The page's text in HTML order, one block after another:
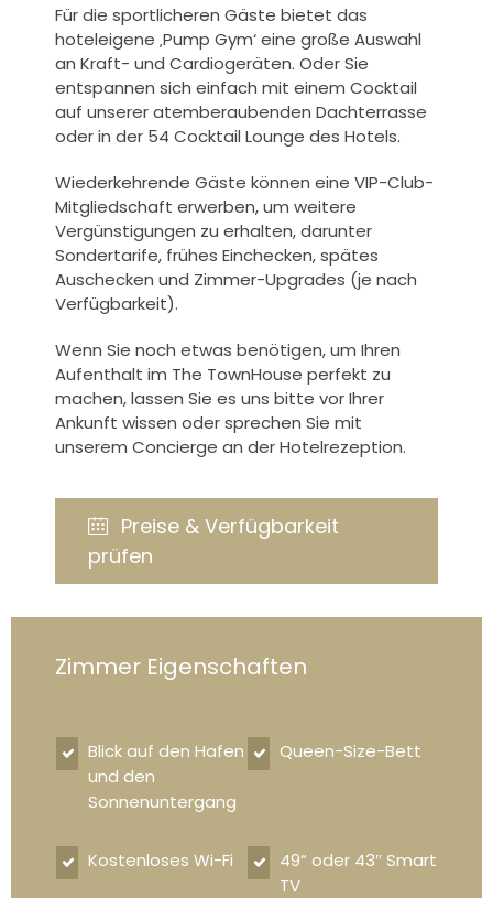
Für die sportlicheren Gäste bietet das
hoteleigene ‚Pump Gym‘ eine große Auswahl
an Kraft- und Cardiogeräten. Oder Sie
entspannen sich einfach mit einem Cocktail
auf unserer atemberaubenden Dachterrasse
oder in der 54 Cocktail Lounge des Hotels.
Wiederkehrende Gäste können eine VIP-Club-
Mitgliedschaft erwerben, um weitere
Vergünstigungen zu erhalten, darunter
Sondertarife, frühes Einchecken, spätes
Auschecken und Zimmer-Upgrades (je nach
Verfügbarkeit).
Wenn Sie noch etwas benötigen, um Ihren
Aufenthalt im The TownHouse perfekt zu
machen, lassen Sie es uns bitte vor Ihrer
Ankunft wissen oder sprechen Sie mit
unserem Concierge an der Hotelrezeption.
Preise & Verfügbarkeit
prüfen
Zimmer Eigenschaften
Blick auf den Hafen
und den
Sonnenuntergang
Queen-Size-Bett
Kostenloses Wi-Fi
49“ oder 43″ Smart
TV